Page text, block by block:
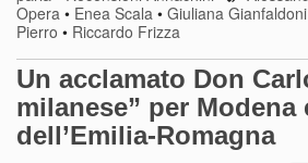
Opera • Enea Scala • Giuliana Gianfaldoni
Pierro • Riccardo Frizza
Un acclamato Don
milanese” per Modena
dell’Emilia-Romagna